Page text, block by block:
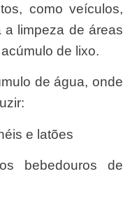
como veículos,
a limpeza de áreas
de lixo.
e latões